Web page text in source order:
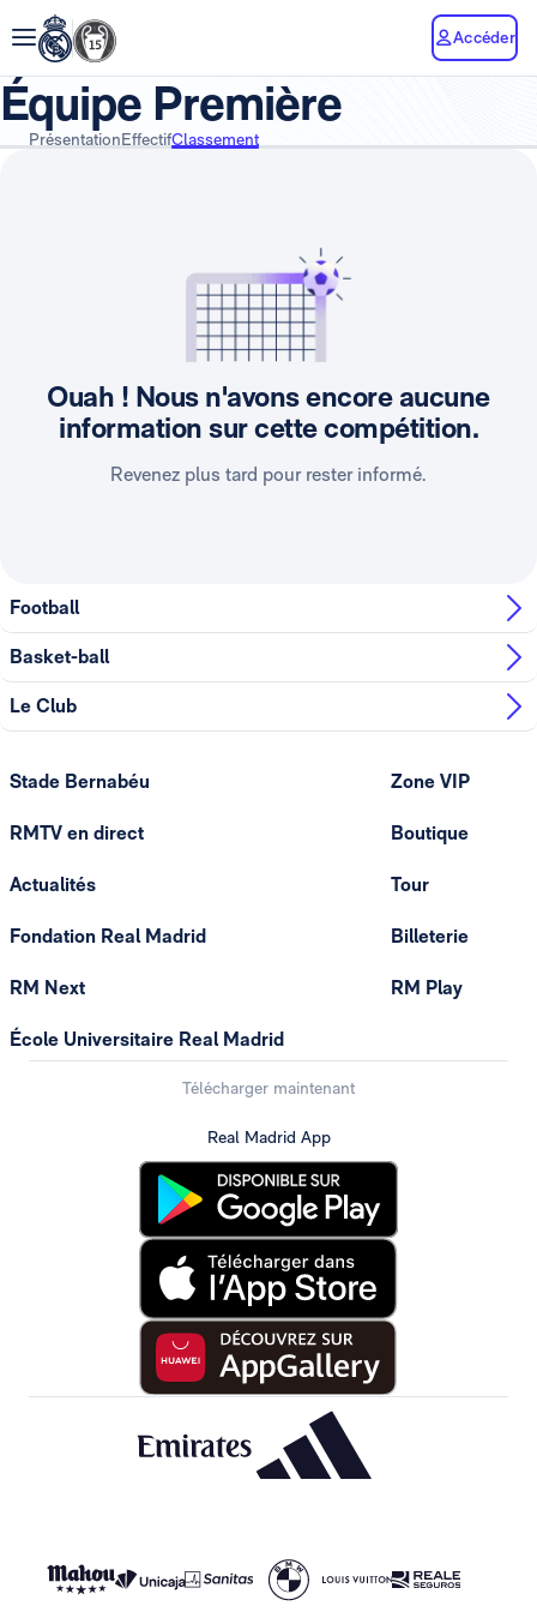
Accéder
Équipe Première
PrésentationEffectifClassement
Ouah ! Nous n'avons encore aucune
information sur cette compétition.
Revenez plus tard pour rester informé.
Football
Basket-ball
Le Club
Stade Bernabéu
RMTV en direct
Actualités
Fondation Real Madrid
RM Next
École Universitaire Real Madrid
Zone VIP
Boutique
Tour
Billeterie
RM Play
Télécharger maintenant
Real Madrid App